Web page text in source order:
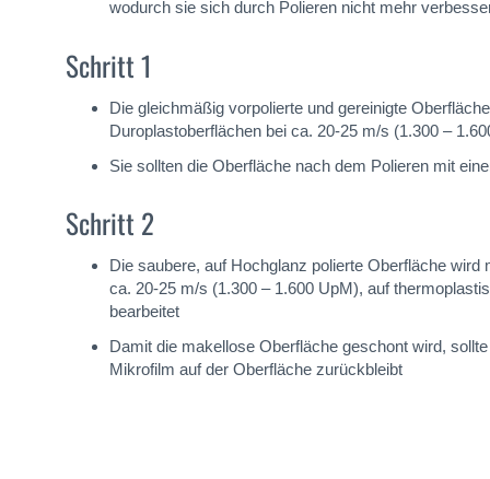
wodurch sie sich durch Polieren nicht mehr
Schritt 1
Die gleichmäßig vorpolierte und gereinigte
Duroplastoberflächen bei ca. 20-25 m/s (1.300 –
Sie sollten die Oberfläche nach dem Polieren mit
Schritt 2
Die saubere, auf Hochglanz polierte Oberfläche
ca. 20-25 m/s (1.300 – 1.600 UpM), auf
bearbeitet
Damit die makellose Oberfläche geschont wird,
Mikrofilm auf der Oberfläche zurückbleibt